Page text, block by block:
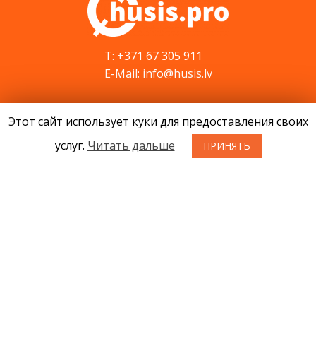
T: +371 67 305 911
E-Mail: info@husis.lv
Продукция
Акции
Этот сайт использует куки для предоставления своих
услуг. Читать дальше ПРИНЯТЬ